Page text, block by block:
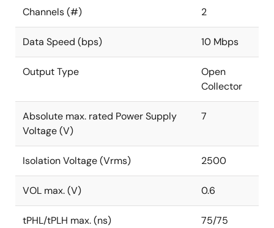
Channels (#) 2
Data Speed (bps) 10 Mbps
Output Type
Open
Collector
Absolute max. rated Power Supply
Voltage (V)
7
Isolation Voltage (Vrms) 2500
VOL max. (V) 0.6
tPHL/tPLH max. (ns) 75/75